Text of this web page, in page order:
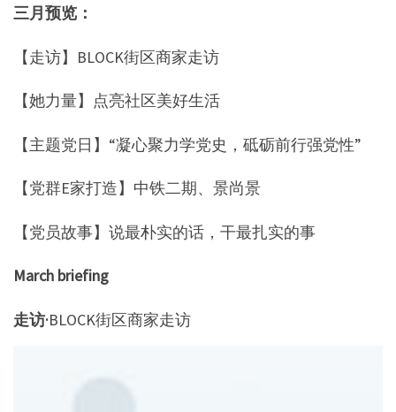
三月预览：
【走访】BLOCK街区商家走访
【她力量】点亮社区美好生活
【主题党日】“凝心聚力学党史，砥砺前行强党性”
【党群E家打造】中铁二期、景尚景
【党员故事】说最朴实的话，干最扎实的事
March briefing
走访·BLOCK街区商家走访